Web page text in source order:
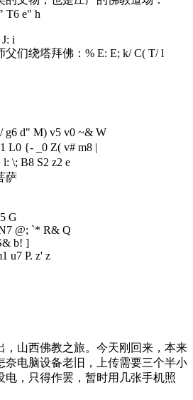
T6 e" h
i
们绕塔拜佛： % E: E; k/ C( T/ l
g6 d" M) v5 v0 ~& W
L0 {- _0 Z( v# m8 |
l: \; B8 S2 z2 e
萨
G
@; `* R& Q
b! ]
u7 P. z' z
，山西佛教之旅。今天刚回来，本来
奈电脑设备老旧，上传需要三个半小
电，只得作罢，暂时用几张手机照